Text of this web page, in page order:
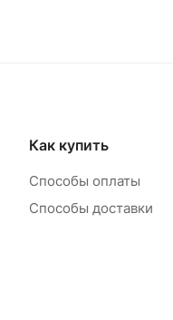
Как купить
Способы оплаты
Способы доставки